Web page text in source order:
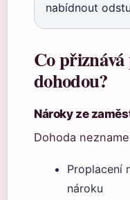
nabídnout
Co
dohodou?
Nároky ze
Dohoda
Proplacení
nároku